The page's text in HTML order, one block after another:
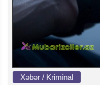
Xəbər / Kriminal